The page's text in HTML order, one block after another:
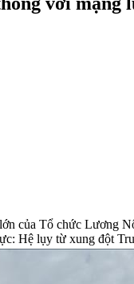
của Tổ chức Lương
Hệ lụy từ xung đột